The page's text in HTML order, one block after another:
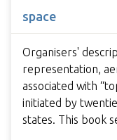
space
Organisers'
representation,
associated with
initiated by
states. This book